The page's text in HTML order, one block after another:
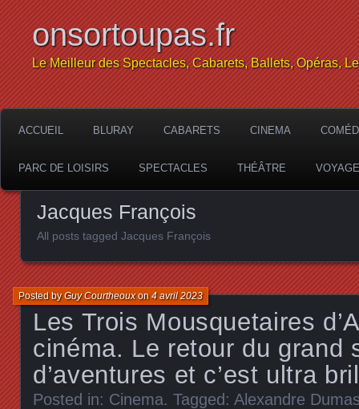
onsortoupas.fr
Le Meilleur des Spectacles, Cabarets, Ballets, Opéras,
ACCUEIL BLURAY CABARETS CINEMA
PARC DE LOISIRS SPECTACLES THÉÂTRE
Jacques François
All posts tagged Jacques François
Les Trois Mousquetaires
cinéma. Le retour du grand
d’aventures et c’est ultra
Posted byGuy Courtheouxon4 avril 2023
Posted in: Cinema. Tagged: Alexandre